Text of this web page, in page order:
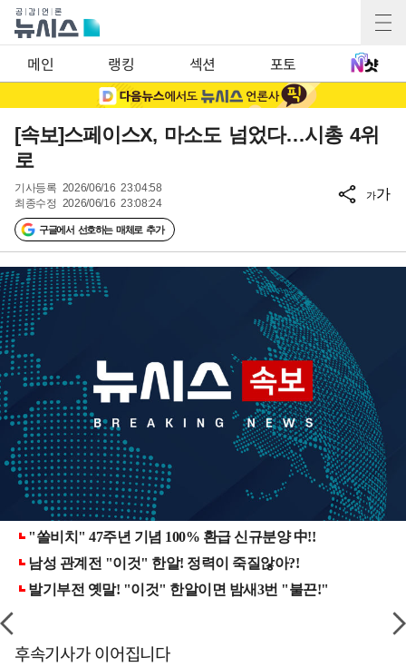
메인 랭킹 섹션 포토
[속보]스페이스X, 마소도 넘었다…시총 4위
로
기사등록 2026/06/16 23:04:58
최종수정 2026/06/16 23:08:24
구글에서 선호하는 매체로 추가
가가
후속기사가 이어집니다